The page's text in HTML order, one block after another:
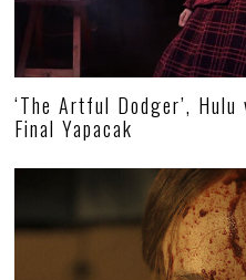
‘The Artful Dodger’,
Final Yapacak